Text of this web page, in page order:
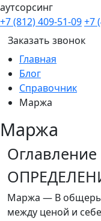
аутсорсинг
+7 (812) 409-51-09+7
Заказать звонок
Главная
Блог
Справочник
Маржа
Маржа
Оглавление
Маржа — В
между ценой и